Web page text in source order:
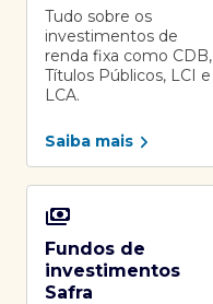
Tudo sobre os
investimentos de
renda fixa como CDB,
Títulos Públicos, LCI e
LCA.
Saiba mais
Fundos de
investimentos
Safra